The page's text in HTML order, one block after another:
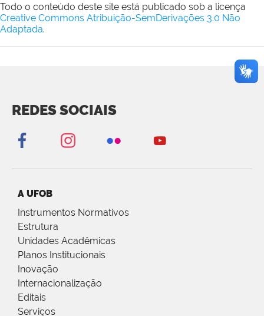
Todo o conteúdo deste site está publicado sob a licença
Creative Commons Atribuição-SemDerivações 3.0 Não
Adaptada.
REDES SOCIAIS
A UFOB
Instrumentos Normativos
Estrutura
Unidades Acadêmicas
Planos Institucionais
Inovação
Internacionalização
Editais
Serviços